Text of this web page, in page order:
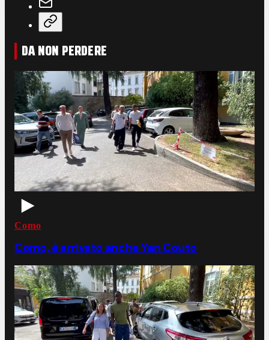
DA NON PERDERE
Como
Como, è arrivato anche Yan Couto